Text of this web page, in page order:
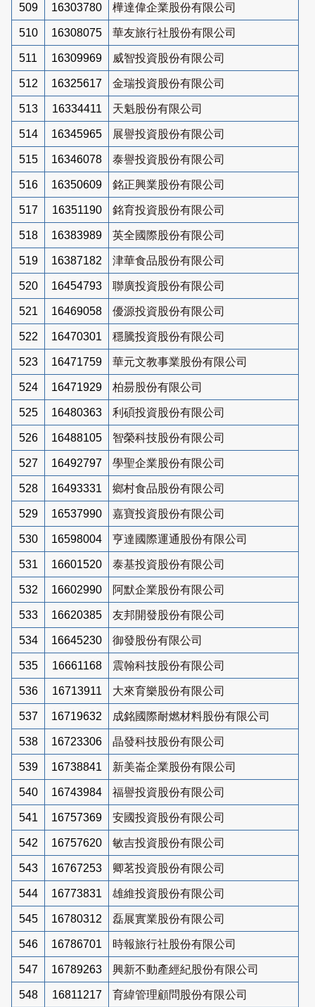
509 16303780 樺達偉企業股份有限公司
510 16308075 華友旅行社股份有限公司
511 16309969 威智投資股份有限公司
512 16325617 金瑞投資股份有限公司
513 16334411 天魁股份有限公司
514 16345965 展譽投資股份有限公司
515 16346078 泰譽投資股份有限公司
516 16350609 銘正興業股份有限公司
517 16351190 銘育投資股份有限公司
518 16383989 英全國際股份有限公司
519 16387182 津華食品股份有限公司
520 16454793 聯廣投資股份有限公司
521 16469058 優源投資股份有限公司
522 16470301 穩騰投資股份有限公司
523 16471759 華元文教事業股份有限公司
524 16471929 柏昜股份有限公司
525 16480363 利碩投資股份有限公司
526 16488105 智榮科技股份有限公司
527 16492797 學聖企業股份有限公司
528 16493331 鄉村食品股份有限公司
529 16537990 嘉寶投資股份有限公司
530 16598004 亨達國際運通股份有限公司
531 16601520 泰基投資股份有限公司
532 16602990 阿默企業股份有限公司
533 16620385 友邦開發股份有限公司
534 16645230 御發股份有限公司
535 16661168 震翰科技股份有限公司
536 16713911 大來育樂股份有限公司
537 16719632 成銘國際耐燃材料股份有限公司
538 16723306 晶發科技股份有限公司
539 16738841 新美崙企業股份有限公司
540 16743984 福譽投資股份有限公司
541 16757369 安國投資股份有限公司
542 16757620 敏吉投資股份有限公司
543 16767253 卿茗投資股份有限公司
544 16773831 雄維投資股份有限公司
545 16780312 磊展實業股份有限公司
546 16786701 時報旅行社股份有限公司
547 16789263 興新不動產經紀股份有限公司
548 16811217 育緯管理顧問股份有限公司